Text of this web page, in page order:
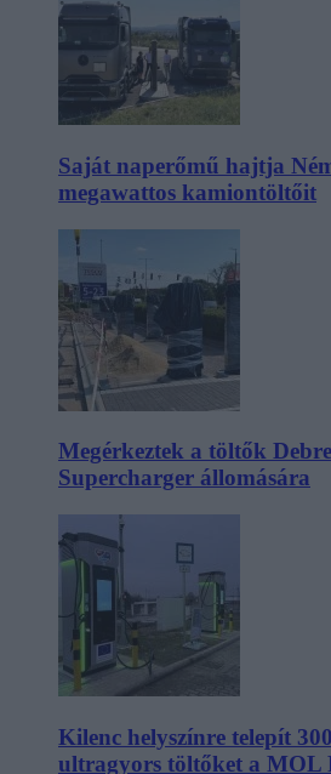
Saját naperőmű hajtja
megawattos kamiontöltőit
Megérkeztek a töltők
Supercharger állomására
Kilenc helyszínre telepít
ultragyors töltőket a MOL